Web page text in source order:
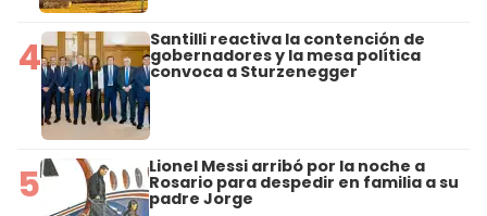
4 Santilli reactiva la contención de
gobernadores y la mesa política
convoca a Sturzenegger
5 Lionel Messi arribó por la noche a
Rosario para despedir en familia a su
padre Jorge